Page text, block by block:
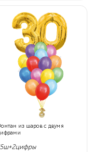
из шаров с двумя